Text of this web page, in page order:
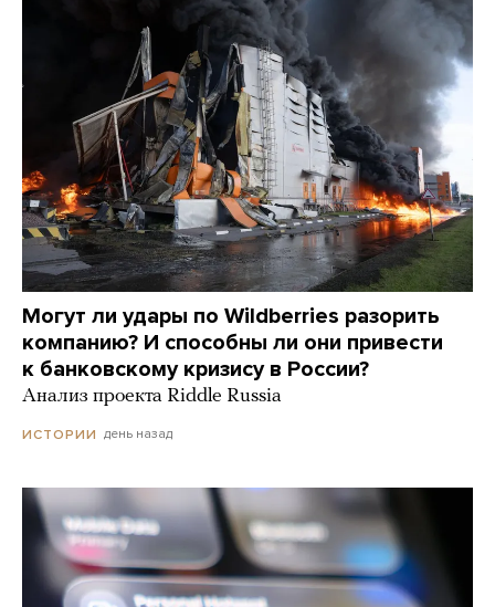
Могут ли удары по Wildberries разорить
компанию? И способны ли они привести
к банковскому кризису в России?
Анализ проекта Riddle Russia
ИСТОРИИ день назад